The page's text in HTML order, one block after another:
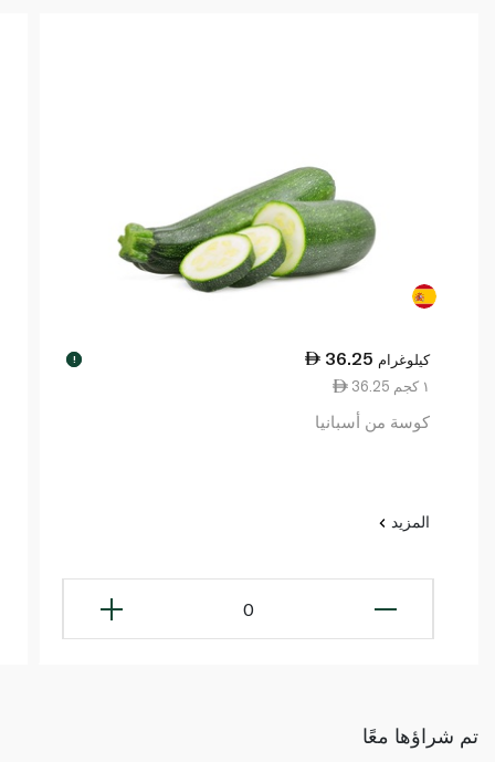
36.25 كيلوغرام !
36.25 ١ كجم
كوسة من أسبانيا
المزيد
0
تم شراؤها معًا